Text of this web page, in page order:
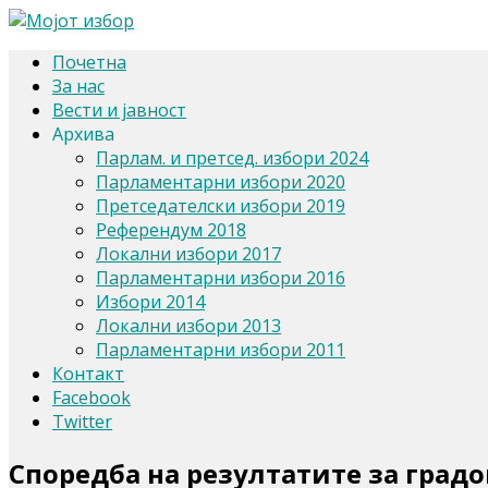
Почетна
За нас
Вести и јавност
Архива
Парлам. и претсед. избори 2024
Парламентарни избори 2020
Претседателски избори 2019
Референдум 2018
Локални избори 2017
Парламентарни избори 2016
Избори 2014
Локални избори 2013
Парламентарни избори 2011
Контакт
Facebook
Twitter
Споредба на резултатите за